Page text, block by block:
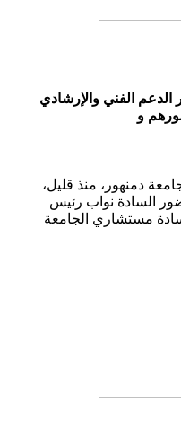
الفني والإرشادي
و
دمنهور، منذ قليل،
السادة نواب رئيس
مستشاري الجامعة